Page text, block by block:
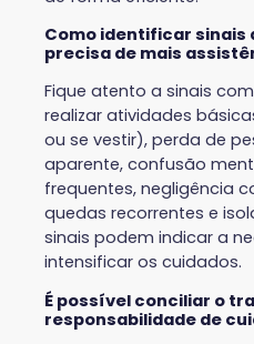
Como identificar sinais
precisa de mais
Fique atento a sinais
realizar atividades
ou se vestir), perda de
aparente, confusão
frequentes, negligência
quedas recorrentes e
sinais podem indicar a
intensificar os cuidados.
É possível conciliar o
responsabilidade de